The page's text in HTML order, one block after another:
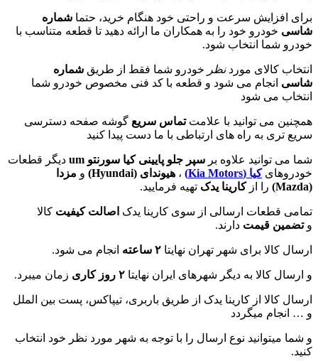
برای افزایش سرعت و راحتی خود هنگام خرید، حتما شماره
شاسی خودرو خود را به همکاران ما ارائه دهید تا قطعه متناسب با
خودرو شما انتخاب شود.
انتخاب کالای موردنظر خودرو شما فقط از طریق شماره
شاسی انجام می شود و قطعه با کد فنی مخصوص خودرو شما
انتخاب می شود
همچنین می توانید با علامتتماس سریع گوشه صفحه دسترسی
سریع تری به راه های ارتباطی با ما دست پیدا کنید
شما می توانید علاوه بر سپر جلو پایینی کیا سورنتو um
دیگر قطعات
خودروهایکیا (Kia Motors
) ، هیوندای (Hyundai
) و مزدا
(
Mazda
) را ازکارینا یدک تهیه فرمایید.
تمامی قطعات ارسالی از سوی کارینا یدک اصالت کیفیت کالا
وتضمین قیمت دارند.
ارسال کالا برای شهر تهران نهایتا ۲ ساعته انجام می شود.
و ارسال کالا به دیگر شهرهای ایران نهایتا ۲ روز کاری زمان میبرد.
ارسال کالا از کارینا یدک از طریق باربری، تیپاکس، پست بین الملل
و … انجام میگردد
و شما میتوانید نوع ارسال را با توجه به شهر مورد نظر خود انتخاب
کنید.